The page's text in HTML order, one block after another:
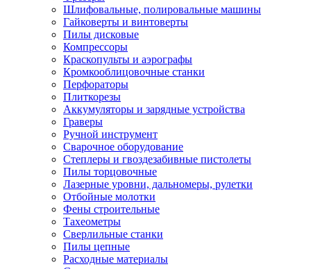
Шлифовальные, полировальные машины
Гайковерты и винтоверты
Пилы дисковые
Компрессоры
Краскопульты и аэрографы
Кромкооблицовочные станки
Перфораторы
Плиткорезы
Аккумуляторы и зарядные устройства
Граверы
Ручной инструмент
Сварочное оборудование
Степлеры и гвоздезабивные пистолеты
Пилы торцовочные
Лазерные уровни, дальномеры, рулетки
Отбойные молотки
Фены строительные
Тахеометры
Сверлильные станки
Пилы цепные
Расходные материалы